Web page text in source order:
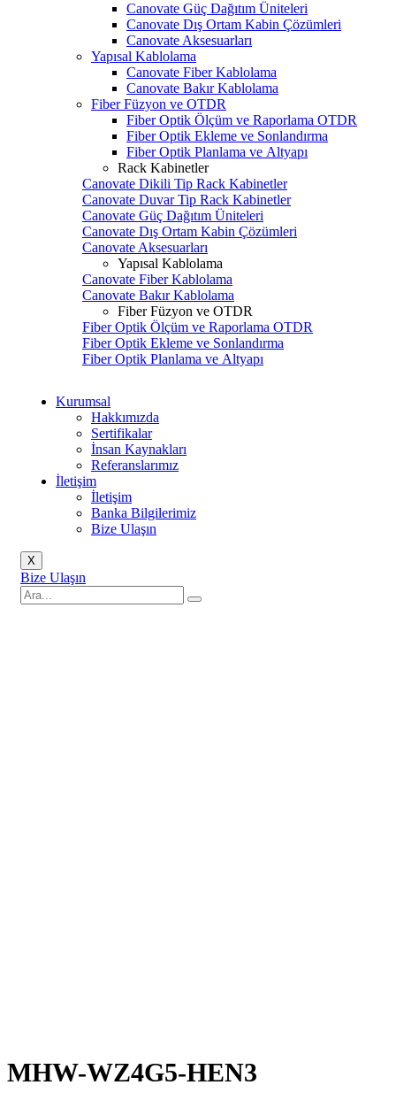
Canovate Güç Dağıtım Üniteleri
Canovate Dış Ortam Kabin Çözümleri
Canovate Aksesuarları
Yapısal Kablolama
Canovate Fiber Kablolama
Canovate Bakır Kablolama
Fiber Füzyon ve OTDR
Fiber Optik Ölçüm ve Raporlama OTDR
Fiber Optik Ekleme ve Sonlandırma
Fiber Optik Planlama ve Altyapı
Rack Kabinetler
Canovate Dikili Tip Rack Kabinetler
Canovate Duvar Tip Rack Kabinetler
Canovate Güç Dağıtım Üniteleri
Canovate Dış Ortam Kabin Çözümleri
Canovate Aksesuarları
Yapısal Kablolama
Canovate Fiber Kablolama
Canovate Bakır Kablolama
Fiber Füzyon ve OTDR
Fiber Optik Ölçüm ve Raporlama OTDR
Fiber Optik Ekleme ve Sonlandırma
Fiber Optik Planlama ve Altyapı
Kurumsal
Hakkımızda
Sertifikalar
İnsan Kaynakları
Referanslarımız
İletişim
İletişim
Banka Bilgilerimiz
Bize Ulaşın
X
Bize Ulaşın
MHW-WZ4G5-HEN3